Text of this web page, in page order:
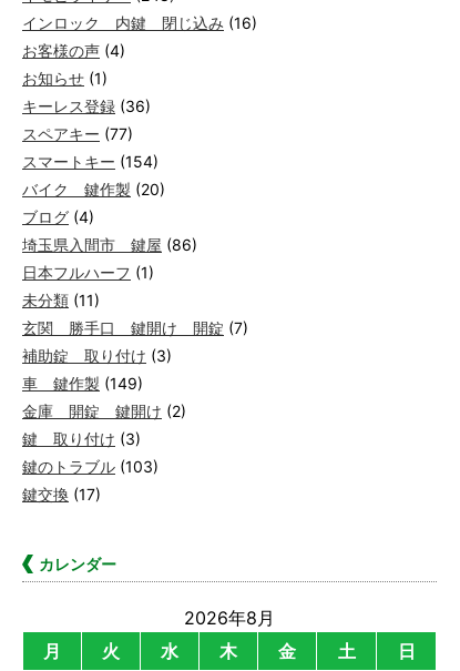
インロック 内鍵 閉じ込み (16)
お客様の声 (4)
お知らせ (1)
キーレス登録 (36)
スペアキー (77)
スマートキー (154)
バイク 鍵作製 (20)
ブログ (4)
埼玉県入間市 鍵屋 (86)
日本フルハーフ (1)
未分類 (11)
玄関 勝手口 鍵開け 開錠 (7)
補助錠 取り付け (3)
車 鍵作製 (149)
金庫 開錠 鍵開け (2)
鍵 取り付け (3)
鍵のトラブル (103)
鍵交換 (17)
カレンダー
2026年8月
月
火 水 木 金 土
日